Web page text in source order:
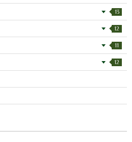
13
12
11
12